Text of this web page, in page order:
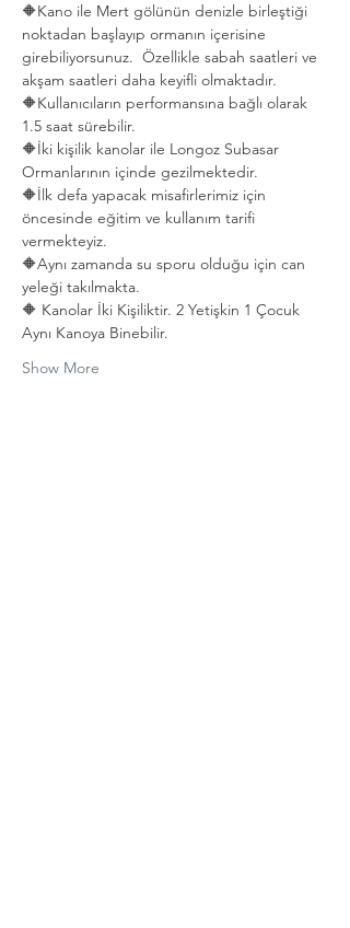
🔶Kano ile Mert gölünün denizle birleştiği
noktadan başlayıp ormanın içerisine
girebiliyorsunuz.  Özellikle sabah saatleri ve
akşam saatleri daha keyifli olmaktadır.
🔶Kullanıcıların performansına bağlı olarak
1.5 saat sürebilir.
🔶İki kişilik kanolar ile Longoz Subasar
Ormanlarının içinde gezilmektedir.
🔶İlk defa yapacak misafirlerimiz için
öncesinde eğitim ve kullanım tarifi
vermekteyiz.
🔶Aynı zamanda su sporu olduğu için can
yeleği takılmakta.
🔶 Kanolar İki Kişiliktir. 2 Yetişkin 1 Çocuk
Aynı Kanoya Binebilir.
Show More